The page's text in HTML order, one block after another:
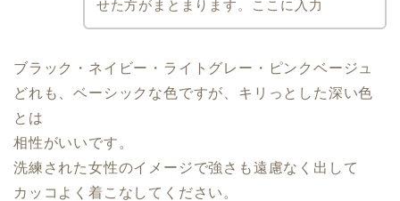
せた方がまとまります。
ここに入力
ブラック・ネイビー・ライトグレー・ピンクベージュ
どれも、ベーシックな色ですが、キリっとした深い色
とは
相性がいいです。
洗練された女性のイメージで強さも遠慮なく出して
カッコよく着こなしてください。